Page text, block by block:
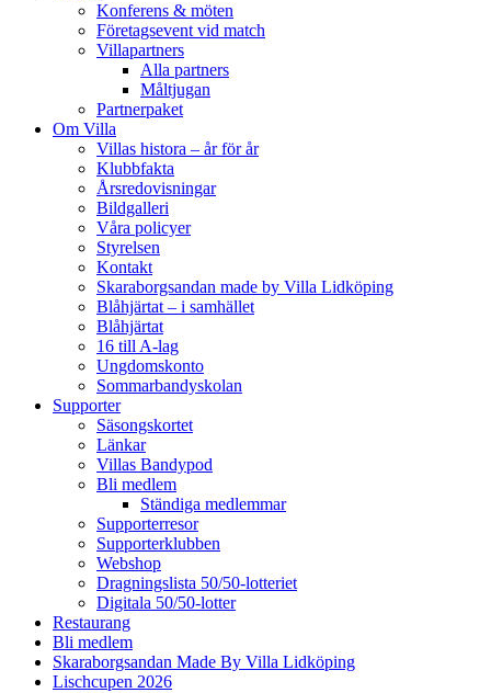
Konferens & möten
Företagsevent vid match
Villapartners
Alla partners
Måltjugan
Partnerpaket
Om Villa
Villas histora – år för år
Klubbfakta
Årsredovisningar
Bildgalleri
Våra policyer
Styrelsen
Kontakt
Skaraborgsandan made by Villa Lidköping
Blåhjärtat – i samhället
Blåhjärtat
16 till A-lag
Ungdomskonto
Sommarbandyskolan
Supporter
Säsongskortet
Länkar
Villas Bandypod
Bli medlem
Ständiga medlemmar
Supporterresor
Supporterklubben
Webshop
Dragningslista 50/50-lotteriet
Digitala 50/50-lotter
Restaurang
Bli medlem
Skaraborgsandan Made By Villa Lidköping
Lischcupen 2026